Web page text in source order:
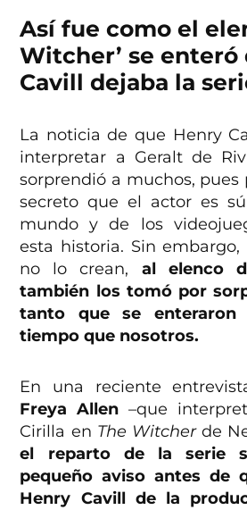
Así fue como el
Witcher’ se enteró
Cavill dejaba la
La noticia de que Henry
interpretar a Geralt de
sorprendió a muchos, pues
secreto que el actor es
mundo y de los
esta historia. Sin
no lo crean, al elenco
también los tomó por
tanto que se
tiempo que nosotros.
En una reciente
Freya Allen –que
Cirilla en The Witcherde
el reparto de la serie
pequeño aviso antes de
Henry Cavill de la